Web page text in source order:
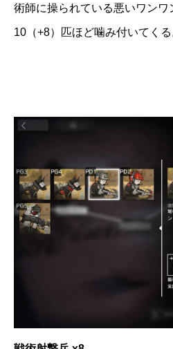
術師に操られている悪いワンワ
10（+8）匹ほど噛み付いてくる